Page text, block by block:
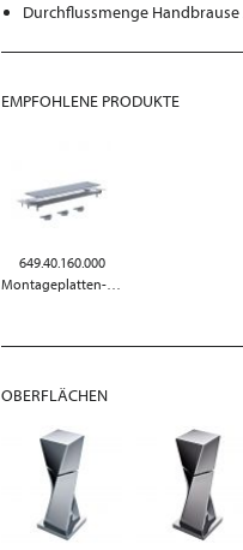
Durchflussmenge
EMPFOHLENE PRODUKTE
649.40.160.000
Montageplatten-Modul
OBERFLÄCHEN